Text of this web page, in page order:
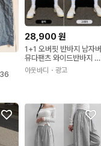
28,900원
1+1 오버핏 반바지 남자버
뮤다팬츠 와이드반바지 통
큰 6부 벌룬 남여공용 헬
스바지
아웃바디 ・광고